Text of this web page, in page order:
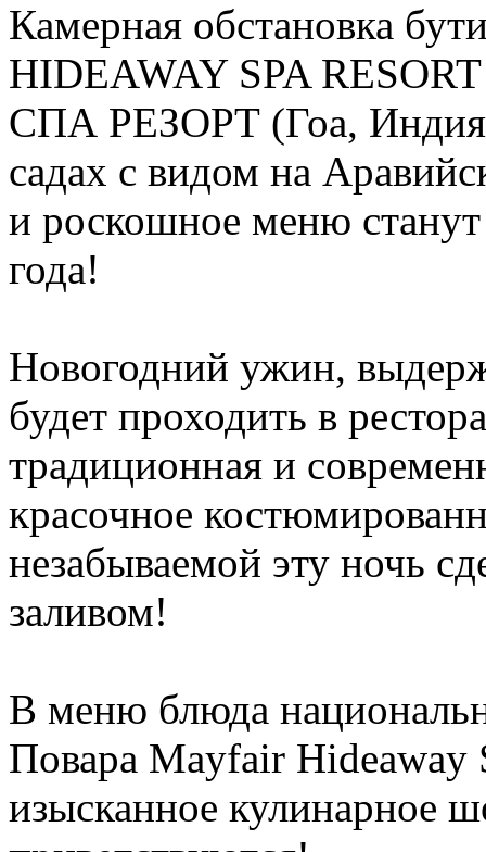
Камерная обстановка
HIDEAWAY SPA
СПА РЕЗОРТ (Гоа,
садах с видом на
и роскошное меню
года!
Новогодний ужин,
будет проходить в
традиционная и
красочное
незабываемой эту ночь
заливом!
В меню блюда
Повара Mayfair Hideaway
изысканное кулинарное